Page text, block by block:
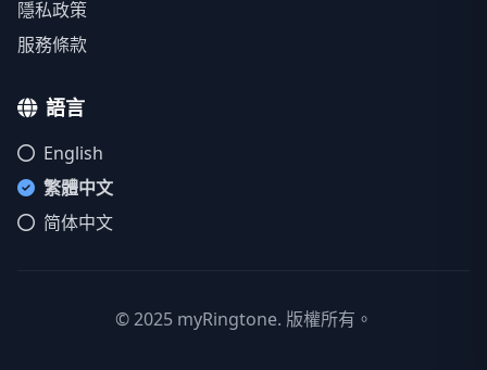
隱私政策
服務條款
語言
English
繁體中文
简体中文
© 2025 myRingtone. 版權所有。